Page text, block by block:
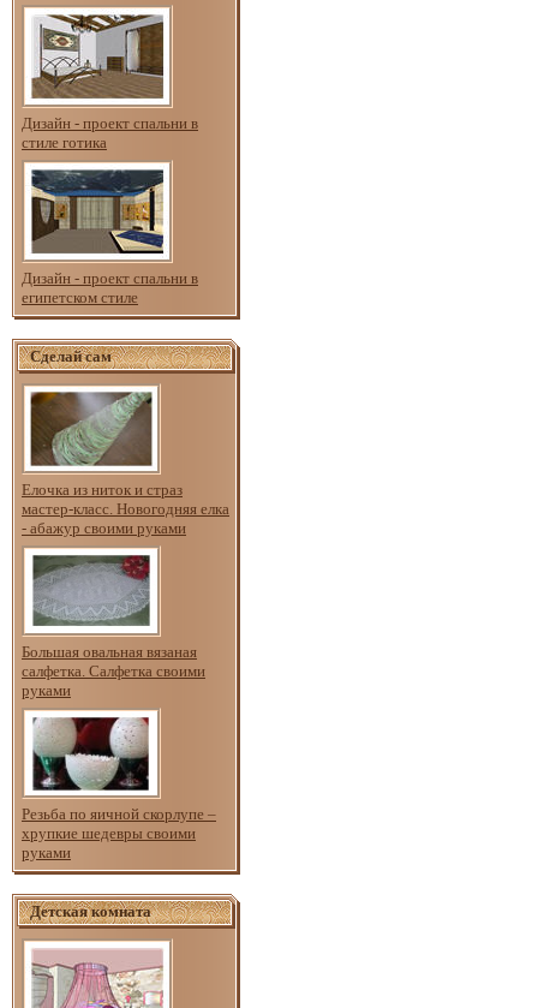
Дизайн - проект спальни в
стиле готика
Дизайн - проект спальни в
египетском стиле
Сделай сам
Елочка из ниток и страз
мастер-класс. Новогодняя елка
- абажур своими руками
Большая овальная вязаная
салфетка. Салфетка своими
руками
Резьба по яичной скорлупе –
хрупкие шедевры своими
руками
Детская комната